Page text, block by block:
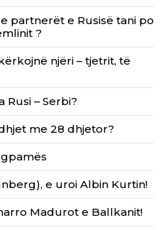
partnerët e Rusisë tani po
?
njëri – tjetrit, të
Rusi – Serbi?
me 28 dhjetor?
e uroi Albin Kurtin!
Madurot e Ballkanit!